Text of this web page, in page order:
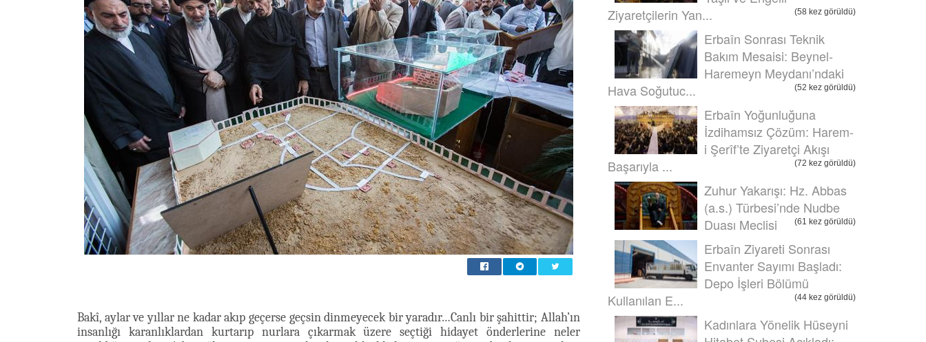
Bakî, aylar ve yıllar ne kadar akıp geçerse geçsin dinmeyecek bir yaradır…Canlı bir şahittir; Allah’ın
insanlığı karanlıklardan kurtarıp nurlara çıkarmak üzere seçtiği hidayet önderlerine neler
Ziyaretçilerin Yan...
(58 kez görüldü)
Erbaîn Sonrası Teknik
Bakım Mesaisi: Beynel-
Haremeyn Meydanı’ndaki
Hava Soğutuc...
(52 kez görüldü)
Erbaîn Yoğunluğuna
İzdihamsız Çözüm: Harem-
i Şerîf’te Ziyaretçi Akışı
Başarıyla ...
(72 kez görüldü)
Zuhur Yakarışı: Hz. Abbas
(a.s.) Türbesi’nde Nudbe
Duası Meclisi
(61 kez görüldü)
Erbaîn Ziyareti Sonrası
Envanter Sayımı Başladı:
Depo İşleri Bölümü
Kullanılan E...
(44 kez görüldü)
Kadınlara Yönelik Hüseyni